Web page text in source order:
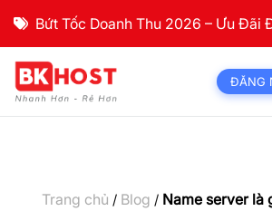
Bứt Tốc Doanh Thu 2026 – Ưu Đãi
ĐĂNG
Trang chủ / Blog / Name server là